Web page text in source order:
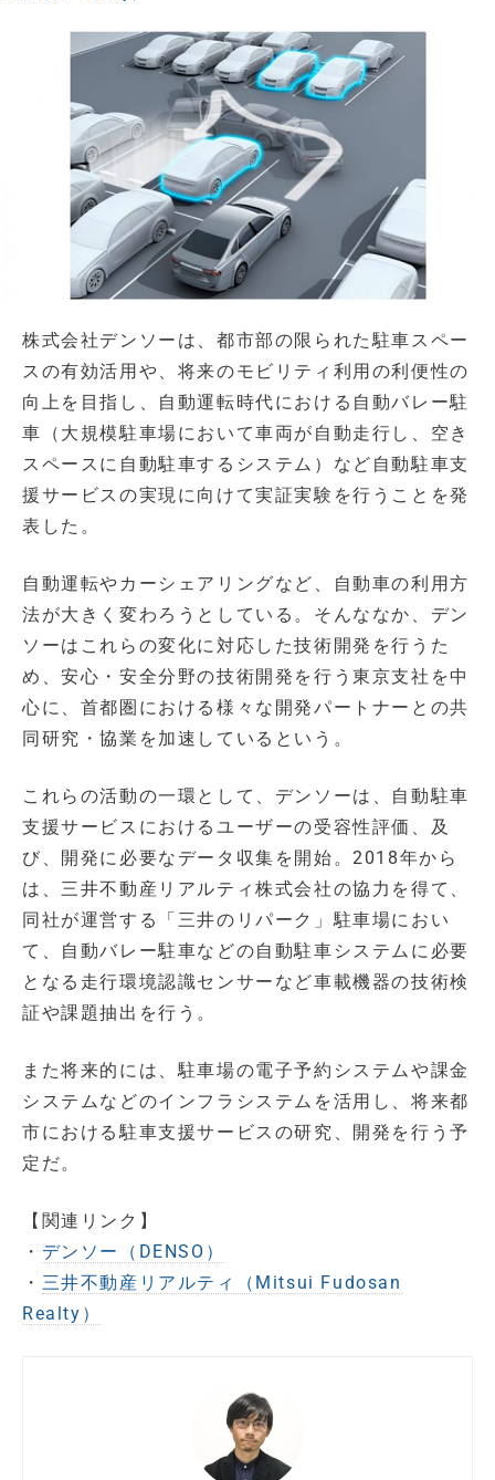
株式会社デンソーは、都市部の限られた駐車スペー
スの有効活用や、将来のモビリティ利用の利便性の
向上を目指し、自動運転時代における自動バレー駐
車（大規模駐車場において車両が自動走行し、空き
スペースに自動駐車するシステム）など自動駐車支
援サービスの実現に向けて実証実験を行うことを発
表した。
自動運転やカーシェアリングなど、自動車の利用方
法が大きく変わろうとしている。そんななか、デン
ソーはこれらの変化に対応した技術開発を行うた
め、安心・安全分野の技術開発を行う東京支社を中
心に、首都圏における様々な開発パートナーとの共
同研究・協業を加速しているという。
これらの活動の一環として、デンソーは、自動駐車
支援サービスにおけるユーザーの受容性評価、及
び、開発に必要なデータ収集を開始。2018年から
は、三井不動産リアルティ株式会社の協力を得て、
同社が運営する「三井のリパーク」駐車場におい
て、自動バレー駐車などの自動駐車システムに必要
となる走行環境認識センサーなど車載機器の技術検
証や課題抽出を行う。
また将来的には、駐車場の電子予約システムや課金
システムなどのインフラシステムを活用し、将来都
市における駐車支援サービスの研究、開発を行う予
定だ。
【関連リンク】
・ デンソー（DENSO）
・ 三井不動産リアルティ（Mitsui Fudosan
Realty）